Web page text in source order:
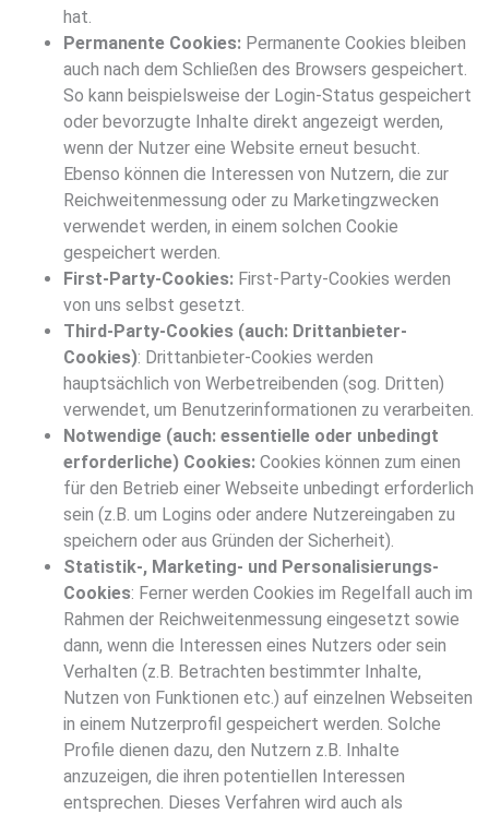
hat.
Permanente Cookies: Permanente Cookies bleiben
auch nach dem Schließen des Browsers gespeichert.
So kann beispielsweise der Login-Status gespeichert
oder bevorzugte Inhalte direkt angezeigt werden,
wenn der Nutzer eine Website erneut besucht.
Ebenso können die Interessen von Nutzern, die zur
Reichweitenmessung oder zu Marketingzwecken
verwendet werden, in einem solchen Cookie
gespeichert werden.
First-Party-Cookies: First-Party-Cookies werden
von uns selbst gesetzt.
Third-Party-Cookies (auch: Drittanbieter-
Cookies): Drittanbieter-Cookies werden
hauptsächlich von Werbetreibenden (sog. Dritten)
verwendet, um Benutzerinformationen zu verarbeiten.
Notwendige (auch: essentielle oder unbedingt
erforderliche) Cookies: Cookies können zum einen
für den Betrieb einer Webseite unbedingt erforderlich
sein (z.B. um Logins oder andere Nutzereingaben zu
speichern oder aus Gründen der Sicherheit).
Statistik-, Marketing- und Personalisierungs-
Cookies: Ferner werden Cookies im Regelfall auch im
Rahmen der Reichweitenmessung eingesetzt sowie
dann, wenn die Interessen eines Nutzers oder sein
Verhalten (z.B. Betrachten bestimmter Inhalte,
Nutzen von Funktionen etc.) auf einzelnen Webseiten
in einem Nutzerprofil gespeichert werden. Solche
Profile dienen dazu, den Nutzern z.B. Inhalte
anzuzeigen, die ihren potentiellen Interessen
entsprechen. Dieses Verfahren wird auch als